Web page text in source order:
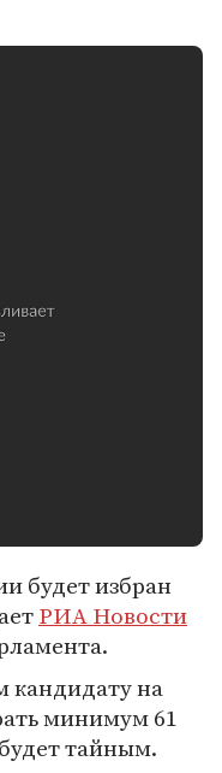
будет избран
РИА Новости
кандидату на
минимум 61
тайным.